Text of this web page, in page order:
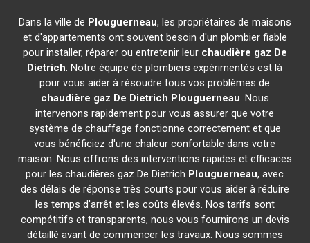
Dans la ville de Plouguerneau, les propriétaires de maisons
et d'appartements ont souvent besoin d'un plombier fiable
pour installer, réparer ou entretenir leur chaudière gaz De
Dietrich. Notre équipe de plombiers expérimentés est là
pour vous aider à résoudre tous vos problèmes de
chaudière gaz De Dietrich Plouguerneau. Nous
intervenons rapidement pour vous assurer que votre
système de chauffage fonctionne correctement et que
vous bénéficiez d'une chaleur confortable dans votre
maison. Nous offrons des interventions rapides et efficaces
pour les chaudières gaz De Dietrich Plouguerneau, avec
des délais de réponse très courts pour vous aider à réduire
les temps d'arrêt et les coûts élevés. Nos tarifs sont
compétitifs et transparents, nous vous fournirons un devis
détaillé avant de commencer les travaux. Nous sommes